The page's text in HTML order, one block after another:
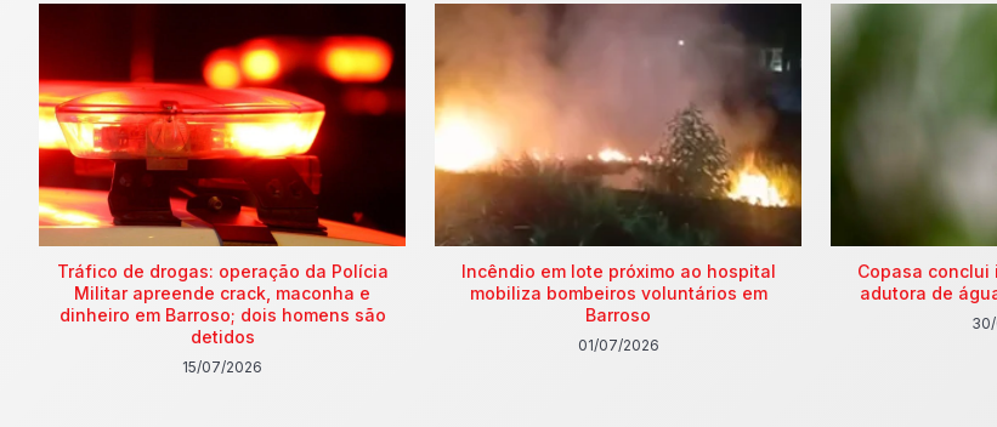
Tráfico de drogas: operação da Polícia
Militar apreende crack, maconha e
dinheiro em Barroso; dois homens são
detidos
15/07/2026
Incêndio em lote próximo ao hospital
mobiliza bombeiros voluntários em
Barroso
01/07/2026
Copasa
adutora de